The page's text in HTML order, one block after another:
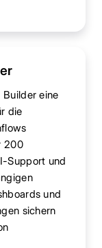
eine
die
200
Support und
und
sichern